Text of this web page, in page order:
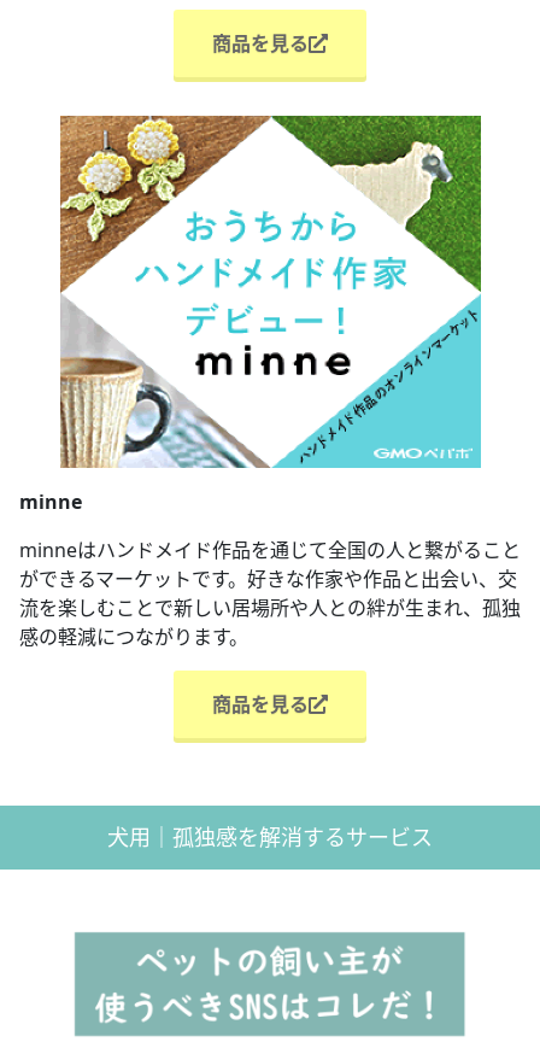
商品を見る
minne
minneはハンドメイド作品を通じて全国の人と繋がること
ができるマーケットです。好きな作家や作品と出会い、交
流を楽しむことで新しい居場所や人との絆が生まれ、孤独
感の軽減につながります。
商品を見る
犬用｜孤独感を解消するサービス